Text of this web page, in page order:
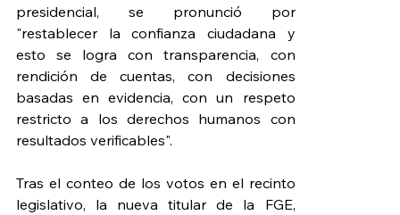
presidencial, se pronunció por
"restablecer la confianza ciudadana y
esto se logra con transparencia, con
rendición de cuentas, con decisiones
basadas en evidencia, con un respeto
restricto a los derechos humanos con
resultados verificables".
Tras el conteo de los votos en el recinto
legislativo, la nueva titular de la FGE,